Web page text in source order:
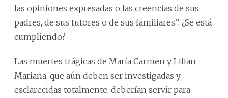
las opiniones expresadas o las creencias de sus
padres, de sus tutores o de sus familiares”. ¿Se está
cumpliendo?
Las muertes trágicas de María Carmen y Lilian
Mariana, que aún deben ser investigadas y
esclarecidas totalmente, deberían servir para